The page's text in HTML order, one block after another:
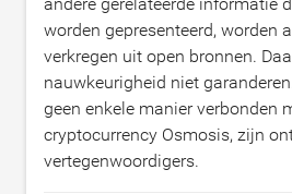
worden gepresenteerd, worden
verkregen uit open bronnen.
nauwkeurigheid niet
geen enkele manier verbonden
cryptocurrency Osmosis, zijn
vertegenwoordigers.